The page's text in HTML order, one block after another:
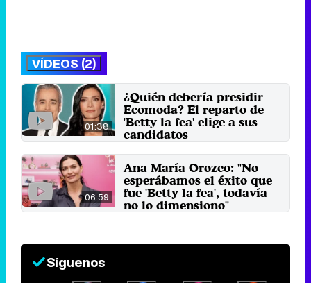
VÍDEOS (2)
01:38
¿Quién debería presidir
Ecomoda? El reparto de
'Betty la fea' elige a sus
candidatos
06:59
Ana María Orozco: "No
esperábamos el éxito que
fue 'Betty la fea', todavía
no lo dimensiono"
Síguenos